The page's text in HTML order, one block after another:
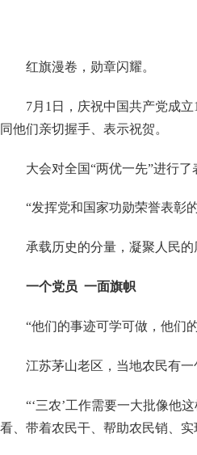
红旗漫卷，勋章闪耀。
7月1日，庆祝中国共产党成
同他们亲切握手、表示祝贺。
大会对全国“两优一先”进行
“发挥党和国家功勋荣誉表彰
承载历史的分量，凝聚人民
一个党员 一面旗帜
“他们的事迹可学可做，他们
江苏茅山老区，当地农民有一
“‘三农’工作需要一大批像他
看、带着农民干、帮助农民销、